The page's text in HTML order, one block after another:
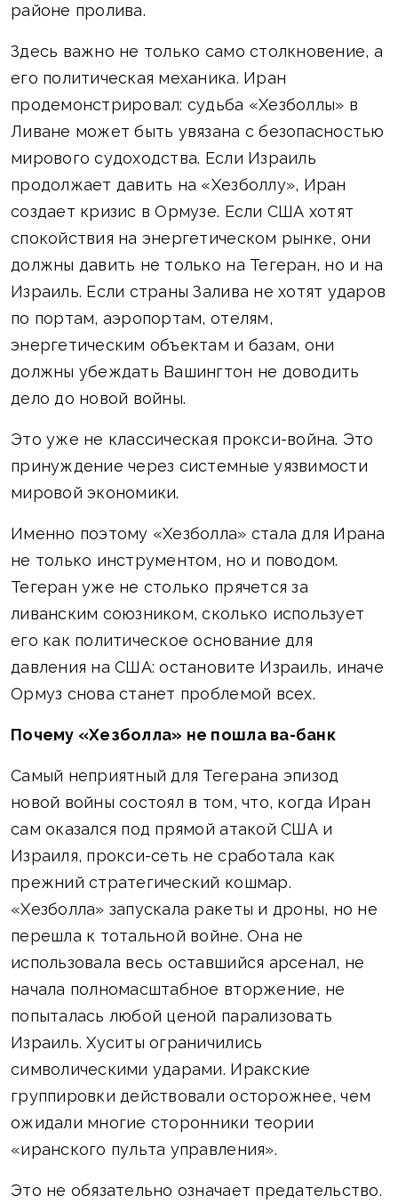
районе пролива.
Здесь важно не только само столкновение, а
его политическая механика. Иран
продемонстрировал: судьба «Хезболлы» в
Ливане может быть увязана с безопасностью
мирового судоходства. Если Израиль
продолжает давить на «Хезболлу», Иран
создает кризис в Ормузе. Если США хотят
спокойствия на энергетическом рынке, они
должны давить не только на Тегеран, но и на
Израиль. Если страны Залива не хотят ударов
по портам, аэропортам, отелям,
энергетическим объектам и базам, они
должны убеждать Вашингтон не доводить
дело до новой войны.
Это уже не классическая прокси-война. Это
принуждение через системные уязвимости
мировой экономики.
Именно поэтому «Хезболла» стала для Ирана
не только инструментом, но и поводом.
Тегеран уже не столько прячется за
ливанским союзником, сколько использует
его как политическое основание для
давления на США: остановите Израиль, иначе
Ормуз снова станет проблемой всех.
Почему «Хезболла» не пошла ва-банк
Самый неприятный для Тегерана эпизод
новой войны состоял в том, что, когда Иран
сам оказался под прямой атакой США и
Израиля, прокси-сеть не сработала как
прежний стратегический кошмар.
«Хезболла» запускала ракеты и дроны, но не
перешла к тотальной войне. Она не
использовала весь оставшийся арсенал, не
начала полномасштабное вторжение, не
попыталась любой ценой парализовать
Израиль. Хуситы ограничились
символическими ударами. Иракские
группировки действовали осторожнее, чем
ожидали многие сторонники теории
«иранского пульта управления».
Это не обязательно означает предательство.